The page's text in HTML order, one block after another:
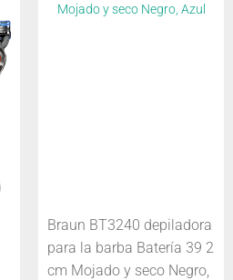
Braun BT3240 depiladora
para la barba Batería 39 2
cm Mojado y seco Negro,